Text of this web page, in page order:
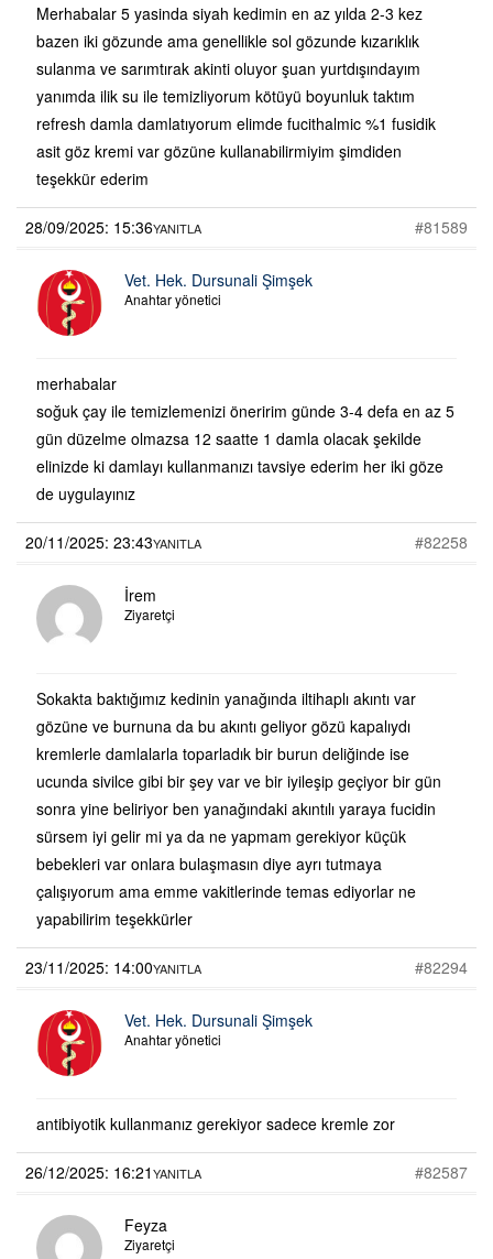
Merhabalar 5 yasinda siyah kedimin en az yılda 2-3 kez
bazen iki gözunde ama genellikle sol gözunde kızarıklık
sulanma ve sarımtırak akinti oluyor şuan yurtdışındayım
yanımda ilik su ile temizliyorum kötüyü boyunluk taktım
refresh damla damlatıyorum elimde fucithalmic %1 fusidik
asit göz kremi var gözüne kullanabilirmiyim şimdiden
teşekkür ederim
28/09/2025: 15:36 #81589
YANITLA
Vet. Hek. Dursunali Şimşek
Anahtar yönetici
merhabalar
soğuk çay ile temizlemenizi öneririm günde 3-4 defa en az 5
gün düzelme olmazsa 12 saatte 1 damla olacak şekilde
elinizde ki damlayı kullanmanızı tavsiye ederim her iki göze
de uygulayınız
20/11/2025: 23:43 #82258
YANITLA
İrem
Ziyaretçi
Sokakta baktığımız kedinin yanağında iltihaplı akıntı var
gözüne ve burnuna da bu akıntı geliyor gözü kapalıydı
kremlerle damlalarla toparladık bir burun deliğinde ise
ucunda sivilce gibi bir şey var ve bir iyileşip geçiyor bir gün
sonra yine beliriyor ben yanağındaki akıntılı yaraya fucidin
sürsem iyi gelir mi ya da ne yapmam gerekiyor küçük
bebekleri var onlara bulaşmasın diye ayrı tutmaya
çalışıyorum ama emme vakitlerinde temas ediyorlar ne
yapabilirim teşekkürler
23/11/2025: 14:00 #82294
YANITLA
Vet. Hek. Dursunali Şimşek
Anahtar yönetici
antibiyotik kullanmanız gerekiyor sadece kremle zor
26/12/2025: 16:21 #82587
YANITLA
Feyza
Ziyaretçi